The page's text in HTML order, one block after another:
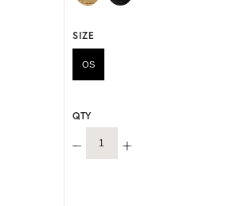
SIZE
OS
QTY